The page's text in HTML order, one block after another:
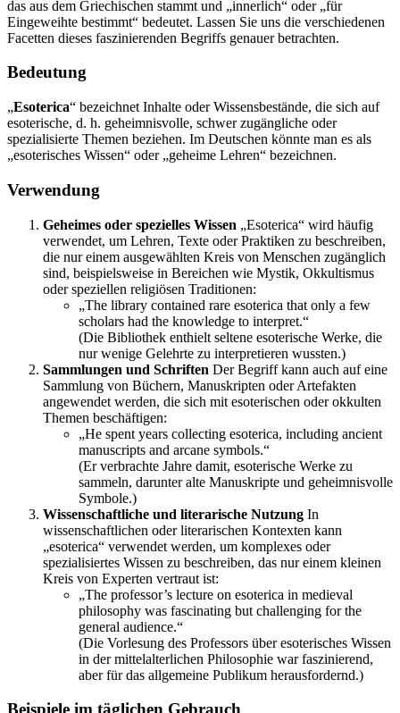
das aus dem Griechischen stammt und „innerlich“ oder „für
Eingeweihte bestimmt“ bedeutet. Lassen Sie uns die verschiedenen
Facetten dieses faszinierenden Begriffs genauer betrachten.
Bedeutung
„Esoterica“ bezeichnet Inhalte oder Wissensbestände, die sich auf
esoterische, d. h. geheimnisvolle, schwer zugängliche oder
spezialisierte Themen beziehen. Im Deutschen könnte man es als
„esoterisches Wissen“ oder „geheime Lehren“ bezeichnen.
Verwendung
Geheimes oder spezielles Wissen „Esoterica“ wird häufig
verwendet, um Lehren, Texte oder Praktiken zu beschreiben,
die nur einem ausgewählten Kreis von Menschen zugänglich
sind, beispielsweise in Bereichen wie Mystik, Okkultismus
oder speziellen religiösen Traditionen:
„The library contained rare esoterica that only a few
scholars had the knowledge to interpret.“
(Die Bibliothek enthielt seltene esoterische Werke, die
nur wenige Gelehrte zu interpretieren wussten.)
Sammlungen und Schriften Der Begriff kann auch auf eine
Sammlung von Büchern, Manuskripten oder Artefakten
angewendet werden, die sich mit esoterischen oder okkulten
Themen beschäftigen:
„He spent years collecting esoterica, including ancient
manuscripts and arcane symbols.“
(Er verbrachte Jahre damit, esoterische Werke zu
sammeln, darunter alte Manuskripte und geheimnisvolle
Symbole.)
Wissenschaftliche und literarische Nutzung In
wissenschaftlichen oder literarischen Kontexten kann
„esoterica“ verwendet werden, um komplexes oder
spezialisiertes Wissen zu beschreiben, das nur einem kleinen
Kreis von Experten vertraut ist:
„The professor’s lecture on esoterica in medieval
philosophy was fascinating but challenging for the
general audience.“
(Die Vorlesung des Professors über esoterisches Wissen
in der mittelalterlichen Philosophie war faszinierend,
aber für das allgemeine Publikum herausfordernd.)